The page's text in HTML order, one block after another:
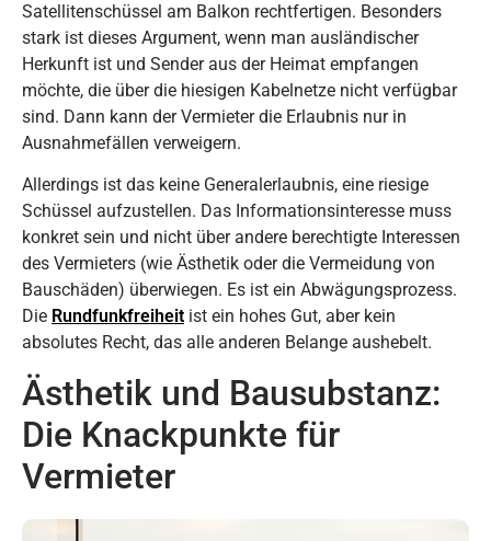
Satellitenschüssel am Balkon rechtfertigen. Besonders
stark ist dieses Argument, wenn man ausländischer
Herkunft ist und Sender aus der Heimat empfangen
möchte, die über die hiesigen Kabelnetze nicht verfügbar
sind. Dann kann der Vermieter die Erlaubnis nur in
Ausnahmefällen verweigern.
Allerdings ist das keine Generalerlaubnis, eine riesige
Schüssel aufzustellen. Das Informationsinteresse muss
konkret sein und nicht über andere berechtigte Interessen
des Vermieters (wie Ästhetik oder die Vermeidung von
Bauschäden) überwiegen. Es ist ein Abwägungsprozess.
Die Rundfunkfreiheit ist ein hohes Gut, aber kein
absolutes Recht, das alle anderen Belange aushebelt.
Ästhetik und Bausubstanz:
Die Knackpunkte für
Vermieter